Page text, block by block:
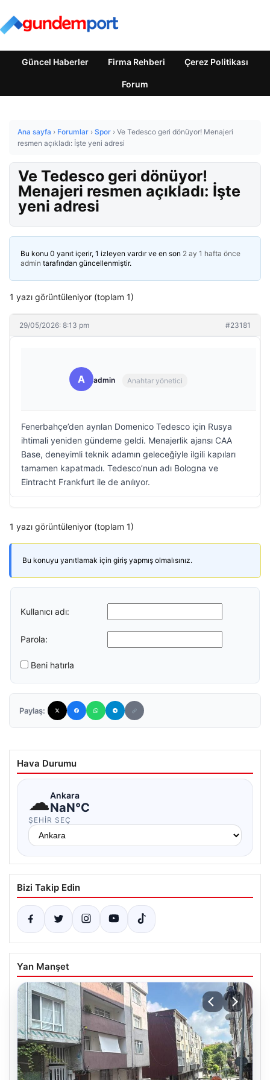
Güncel Haberler Firma Rehberi Çerez Politikası
Forum
Ana sayfa › Forumlar › Spor › Ve Tedesco geri dönüyor! Menajeri
resmen açıkladı: İşte yeni adresi
Ve Tedesco geri dönüyor!
Menajeri resmen açıkladı: İşte
yeni adresi
Bu konu 0 yanıt içerir, 1 izleyen vardır ve en son 2 ay 1 hafta önce
admin tarafından güncellenmiştir.
1 yazı görüntüleniyor (toplam 1)
29/05/2026: 8:13 pm #23181
A admin Anahtar yönetici
Fenerbahçe’den ayrılan Domenico Tedesco için Rusya
ihtimali yeniden gündeme geldi. Menajerlik ajansı CAA
Base, deneyimli teknik adamın geleceğiyle ilgili kapıları
tamamen kapatmadı. Tedesco’nun adı Bologna ve
Eintracht Frankfurt ile de anılıyor.
1 yazı görüntüleniyor (toplam 1)
Bu konuyu yanıtlamak için giriş yapmış olmalısınız.
Kullanıcı adı:
Parola:
Beni hatırla
Paylaş:
Hava Durumu
☁Ankara
NaN°C
ŞEHIR SEÇ
Bizi Takip Edin
Yan Manşet